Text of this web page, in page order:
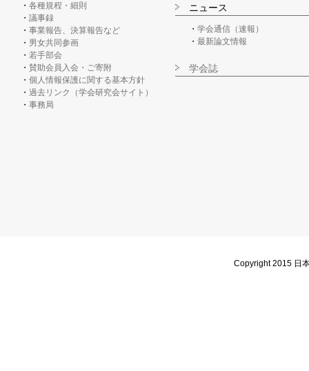
各種規程・細則
議事録
事業報告、決算報告など
男女共同参画
若手部会
賛助会員入会・ご寄附
個人情報保護に関する基本方針
過去リンク（学会研究会サイト）
事務局
ニュース
学会通信（速報）
最新論文情報
学会誌
Copyright 2015 日